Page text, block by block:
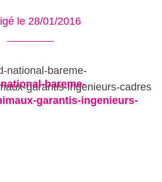
le 28/01/2016
bareme-
garantis-ingenieurs-